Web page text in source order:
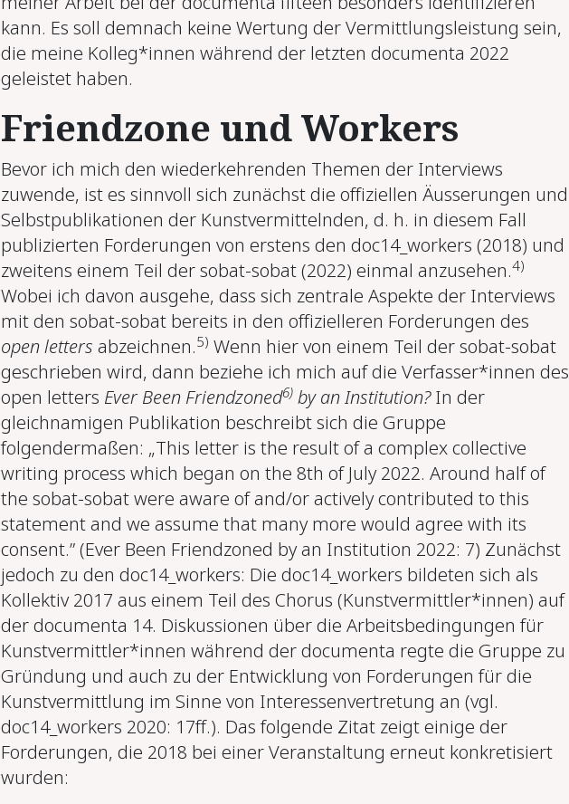
kann. Es soll demnach keine Wertung der Vermittlungsleistung sein,
die meine Kolleg*innen während der letzten documenta 2022
geleistet haben.
Friendzone und Workers
Bevor ich mich den wiederkehrenden Themen der Interviews
zuwende, ist es sinnvoll sich zunächst die offiziellen Äusserungen und
Selbstpublikationen der Kunstvermittelnden, d. h. in diesem Fall
publizierten Forderungen von erstens den doc14_workers (2018) und
zweitens einem Teil der sobat-sobat (2022) einmal anzusehen.4)
Wobei ich davon ausgehe, dass sich zentrale Aspekte der Interviews
mit den sobat-sobat bereits in den offizielleren Forderungen des
open letters abzeichnen.5) Wenn hier von einem Teil der sobat-sobat
geschrieben wird, dann beziehe ich mich auf die Verfasser*innen des
open letters Ever Been Friendzoned6)by an Institution?In der
gleichnamigen Publikation beschreibt sich die Gruppe
folgendermaßen: „This letter is the result of a complex collective
writing process which began on the 8th of July 2022. Around half of
the sobat-sobat were aware of and/or actively contributed to this
statement and we assume that many more would agree with its
consent.” (Ever Been Friendzoned by an Institution 2022: 7) Zunächst
jedoch zu den doc14_workers: Die doc14_workers bildeten sich als
Kollektiv 2017 aus einem Teil des Chorus (Kunstvermittler*innen) auf
der documenta 14. Diskussionen über die Arbeitsbedingungen für
Kunstvermittler*innen während der documenta regte die Gruppe zu
Gründung und auch zu der Entwicklung von Forderungen für die
Kunstvermittlung im Sinne von Interessenvertretung an (vgl.
doc14_workers 2020: 17ff.). Das folgende Zitat zeigt einige der
Forderungen, die 2018 bei einer Veranstaltung erneut konkretisiert
wurden: